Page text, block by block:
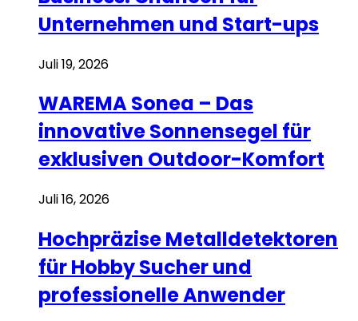
Unternehmen und Start-ups
Juli 19, 2026
WAREMA Sonea – Das
innovative Sonnensegel für
exklusiven Outdoor-Komfort
Juli 16, 2026
Hochpräzise Metalldetektoren
für Hobby Sucher und
professionelle Anwender